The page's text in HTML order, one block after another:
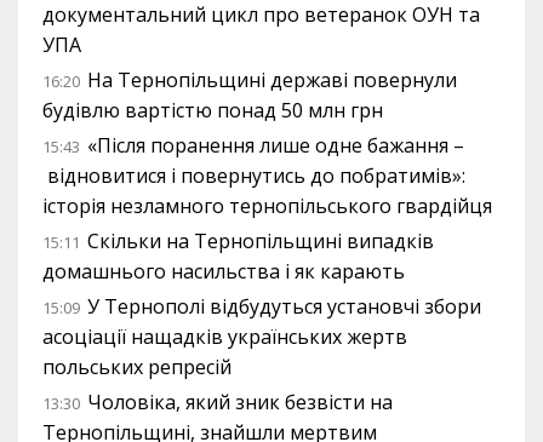
документальний цикл про ветеранок ОУН та
УПА
16:20 На Тернопільщині державі повернули
будівлю вартістю понад 50 млн грн
15:43 «Після поранення лише одне бажання –
відновитися і повернутись до побратимів»:
історія незламного тернопільського гвардійця
15:11 Скільки на Тернопільщині випадків
домашнього насильства і як карають
15:09 У Тернополі відбудуться установчі збори
асоціації нащадків українських жертв
польських репресій
13:30 Чоловіка, який зник безвісти на
Тернопільщині, знайшли мертвим